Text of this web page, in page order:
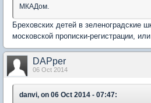
МКАДом.
Бреховских детей в зеленоградские
московской прописки-регистрации,
DAPper
06 Oct 2014
danvi, on 06 Oct 2014 - 07:47: